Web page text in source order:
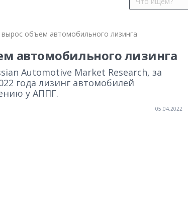
объем автомобильного лизинга
автомобильного лизинга
Automotive Market Research, за
года лизинг автомобилей
у АППГ.
05.04.2022